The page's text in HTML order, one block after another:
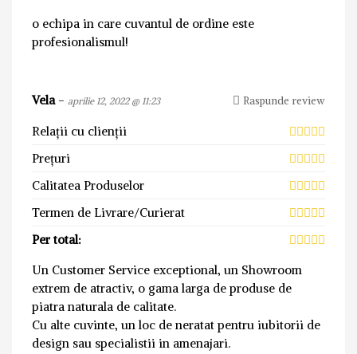
o echipa in care cuvantul de ordine este
profesionalismul!
Vela- aprilie 12, 2022 @ 11:23 Raspunde review
Relații cu clienții
Prețuri
Calitatea Produselor
Termen de Livrare/Curierat
Per total:
Un Customer Service exceptional, un Showroom
extrem de atractiv, o gama larga de produse de
piatra naturala de calitate.
Cu alte cuvinte, un loc de neratat pentru iubitorii de
design sau specialistii in amenajari.